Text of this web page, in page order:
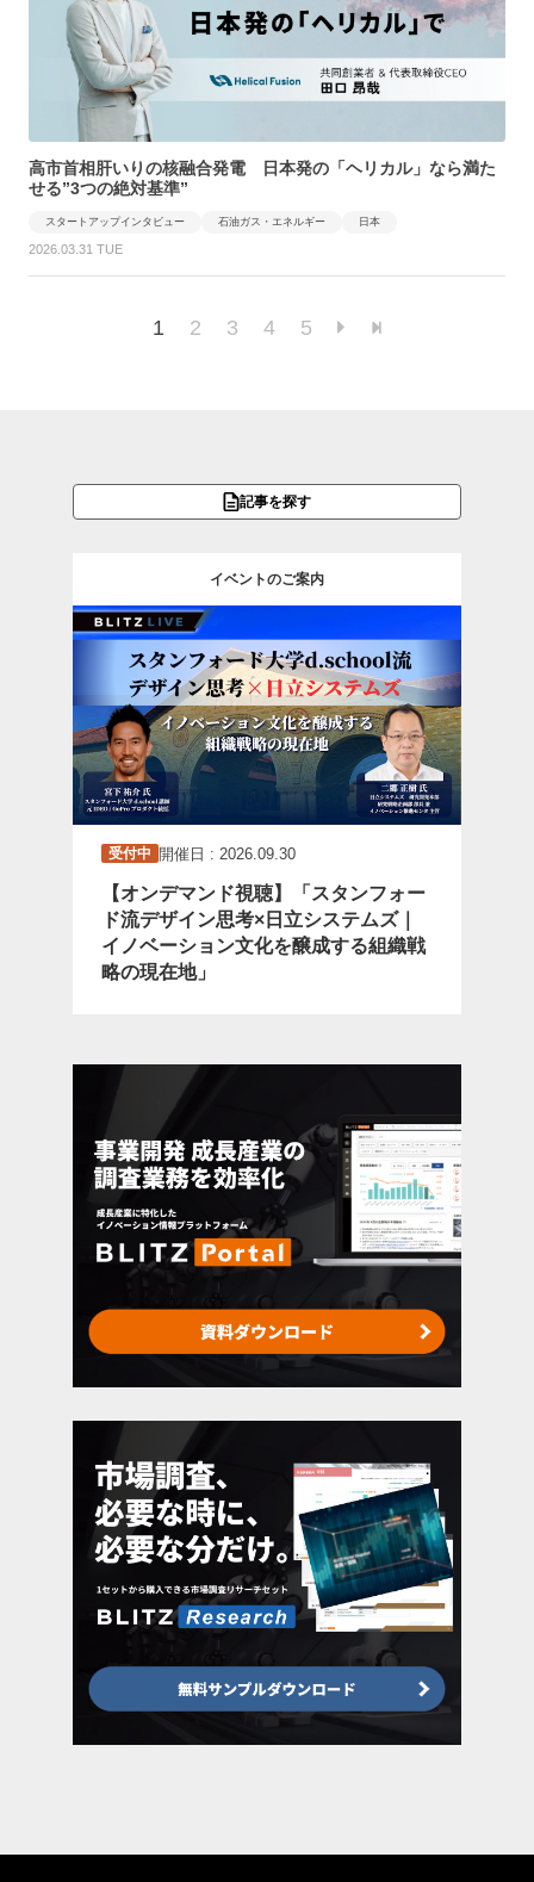
高市首相肝いりの核融合発電 日本発の「ヘリカル」なら満た
せる”3つの絶対基準”
スタートアップインタビュー 石油ガス・エネルギー 日本
2026.03.31 TUE
1 2 3 4 5
記事を探す
イベントのご案内
受付中 開催日 : 2026.09.30
【オンデマンド視聴】「スタンフォー
ド流デザイン思考×日立システムズ｜
イノベーション文化を醸成する組織戦
略の現在地」